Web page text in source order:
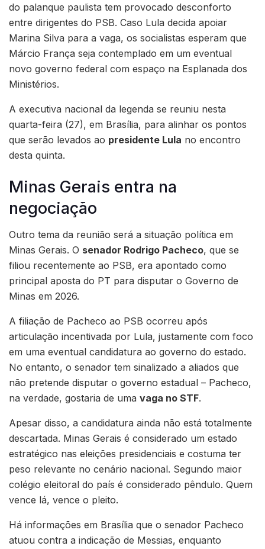
do palanque paulista tem provocado desconforto
entre dirigentes do PSB. Caso Lula decida apoiar
Marina Silva para a vaga, os socialistas esperam que
Márcio França seja contemplado em um eventual
novo governo federal com espaço na Esplanada dos
Ministérios.
A executiva nacional da legenda se reuniu nesta
quarta-feira (27), em Brasília, para alinhar os pontos
que serão levados ao presidente Lula no encontro
desta quinta.
Minas Gerais entra na
negociação
Outro tema da reunião será a situação política em
Minas Gerais. O senador Rodrigo Pacheco, que se
filiou recentemente ao PSB, era apontado como
principal aposta do PT para disputar o Governo de
Minas em 2026.
A filiação de Pacheco ao PSB ocorreu após
articulação incentivada por Lula, justamente com foco
em uma eventual candidatura ao governo do estado.
No entanto, o senador tem sinalizado a aliados que
não pretende disputar o governo estadual – Pacheco,
na verdade, gostaria de uma vaga no STF.
Apesar disso, a candidatura ainda não está totalmente
descartada. Minas Gerais é considerado um estado
estratégico nas eleições presidenciais e costuma ter
peso relevante no cenário nacional. Segundo maior
colégio eleitoral do país é considerado pêndulo. Quem
vence lá, vence o pleito.
Há informações em Brasília que o senador Pacheco
atuou contra a indicação de Messias, enquanto